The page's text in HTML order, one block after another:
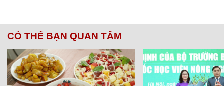
CÓ THỂ BẠN QUAN TÂM